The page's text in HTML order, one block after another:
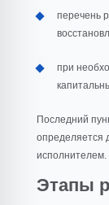
перечень
при
Последний
определяется
исполнителем.
Этапы